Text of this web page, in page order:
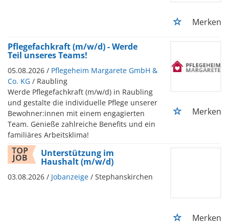
Merken
Pflegefachkraft (m/w/d) - Werde
Teil unseres Teams!
05.08.2026 / Pflegeheim Margarete GmbH &
Co. KG / Raubling
Werde Pflegefachkraft (m/w/d) in Raubling
und gestalte die individuelle Pflege unserer
Bewohner:innen mit einem engagierten
Team. Genieße zahlreiche Benefits und ein
familiäres Arbeitsklima!
Merken
Unterstützung im
Haushalt (m/w/d)
03.08.2026 / Jobanzeige / Stephanskirchen
Merken